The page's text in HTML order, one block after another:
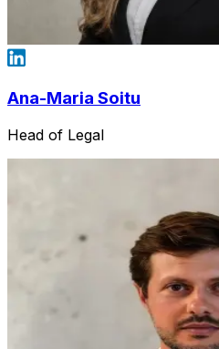
Ana-Maria Soitu
Head of Legal